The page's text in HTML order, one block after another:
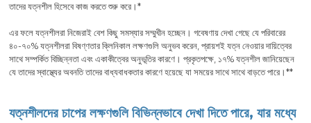
তাদের যত্নশীল হিসেবে কাজ করতে শুরু করে।*
এর ফলে যত্নশীলরা নিজেরাই বেশ কিছু সমস্যার সম্মুখীন হচ্ছেন। গবেষণায় দেখা গেছে যে পরিবারের
৪০-৭০% যত্নশীলরা বিষণ্ণতার ক্লিনিকাল লক্ষণগুলি অনুভব করেন, প্রায়শই যত্ন নেওয়ার দায়িত্বের
সাথে সম্পর্কিত বিচ্ছিন্নতা এবং একাকীত্বের অনুভূতির কারণে। প্রকৃতপক্ষে, ১৭% যত্নশীল জানিয়েছেন
যে তাদের স্বাস্থ্যের অবনতি তাদের বাধ্যবাধকতার কারণে হয়েছে যা সময়ের সাথে সাথে বাড়তে পারে।**
যত্নশীলদের চাপের লক্ষণগুলি বিভিন্নভাবে দেখা দিতে পারে, যার মধ্যে